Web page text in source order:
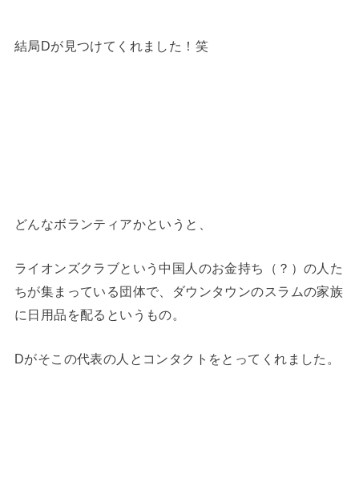
結局Dが見つけてくれました！笑
どんなボランティアかというと、
ライオンズクラブという中国人のお金持ち（？）の人た
ちが集まっている団体で、ダウンタウンのスラムの家族
に日用品を配るというもの。
Dがそこの代表の人とコンタクトをとってくれました。